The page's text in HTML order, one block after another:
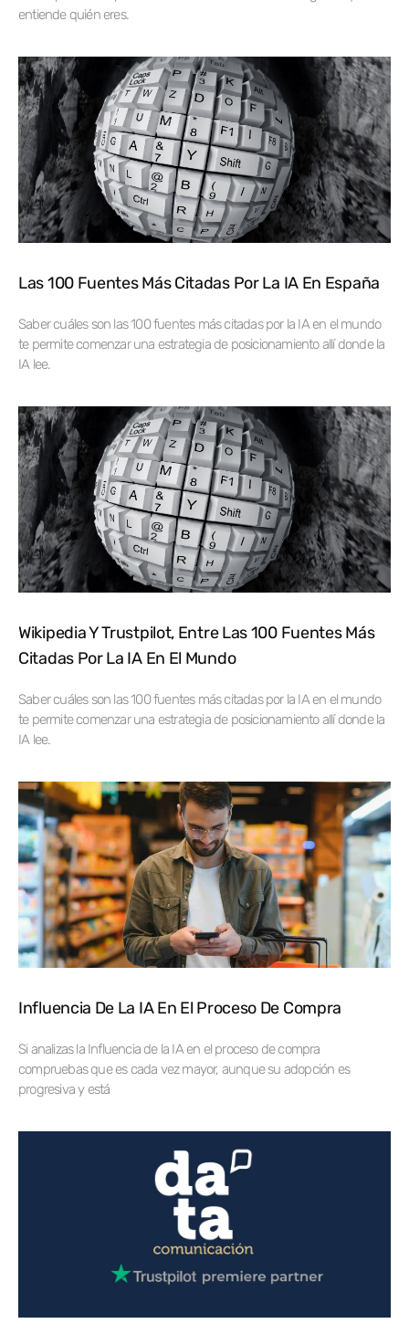
entiende quién eres.
Las 100 Fuentes Más Citadas Por La IA En España
Saber cuáles son las 100 fuentes más citadas por la IA en el mundo
te permite comenzar una estrategia de posicionamiento allí donde la
IA lee.
Wikipedia Y Trustpilot, Entre Las 100 Fuentes Más
Citadas Por La IA En El Mundo
Saber cuáles son las 100 fuentes más citadas por la IA en el mundo
te permite comenzar una estrategia de posicionamiento allí donde la
IA lee.
Influencia De La IA En El Proceso De Compra
Si analizas la Influencia de la IA en el proceso de compra
compruebas que es cada vez mayor, aunque su adopción es
progresiva y está